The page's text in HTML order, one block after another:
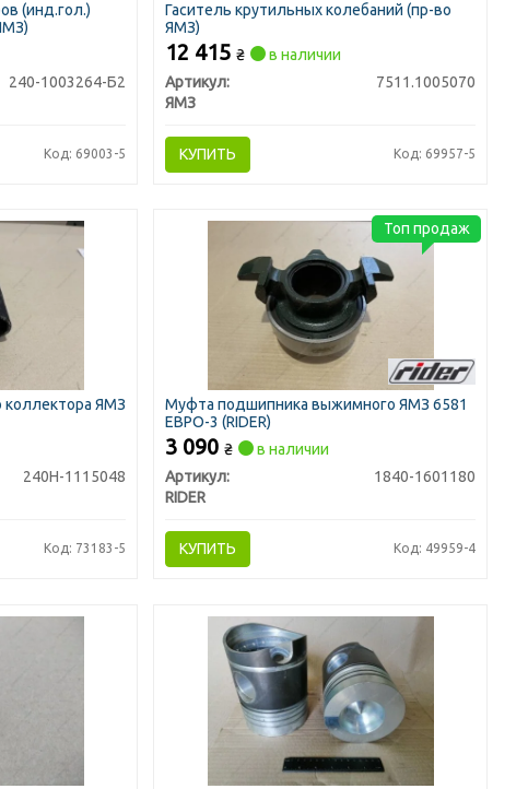
(инд.гол.)
240-1003264-Б2
Код: 69003-5
Гаситель крутильных колебаний (пр-во
ЯМЗ)
12 415₴
в наличии
Артикул:
7511.1005070
ЯМЗ
КУПИТЬ Код: 69957-5
коллектора ЯМЗ
240Н-1115048
Код: 73183-5
Муфта подшипника выжимного ЯМЗ 6581
ЕВРО-3 (RIDER)
3 090₴
в наличии
Артикул:
1840-1601180
RIDER
КУПИТЬ Код: 49959-4
Топ продаж